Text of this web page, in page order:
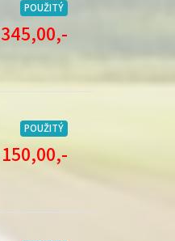
POUŽITÝ
345,00,-
POUŽITÝ
150,00,-